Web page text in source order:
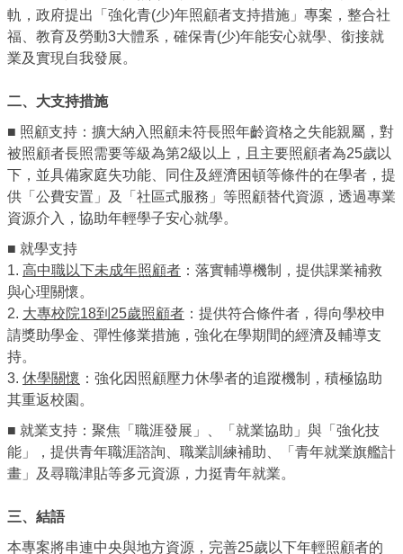
軌，政府提出「強化青(少)年照顧者支持措施」專案，整合社
福、教育及勞動3大體系，確保青(少)年能安心就學、銜接就
業及實現自我發展。
二、大支持措施
■ 照顧支持：擴大納入照顧未符長照年齡資格之失能親屬，對
被照顧者長照需要等級為第2級以上，且主要照顧者為25歲以
下，並具備家庭失功能、同住及經濟困頓等條件的在學者，提
供「公費安置」及「社區式服務」等照顧替代資源，透過專業
資源介入，協助年輕學子安心就學。
■ 就學支持
1. 高中職以下未成年照顧者 ：落實輔導機制，提供課業補救
與心理關懷。
2. 大專校院18到25歲照顧者 ：提供符合條件者，得向學校申
請獎助學金、彈性修業措施，強化在學期間的經濟及輔導支
持。
3. 休學關懷 ：強化因照顧壓力休學者的追蹤機制，積極協助
其重返校園。
■ 就業支持：聚焦「職涯發展」、「就業協助」與「強化技
能」，提供青年職涯諮詢、職業訓練補助、「青年就業旗艦計
畫」及尋職津貼等多元資源，力挺青年就業。
三、結語
本專案將串連中央與地方資源，完善25歲以下年輕照顧者的